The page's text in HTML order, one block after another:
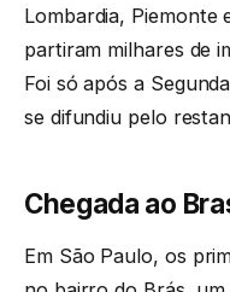
Lombardia,
partiram milhares de
Foi só após a
se difundiu pelo
Chegada ao
Em São Paulo, os